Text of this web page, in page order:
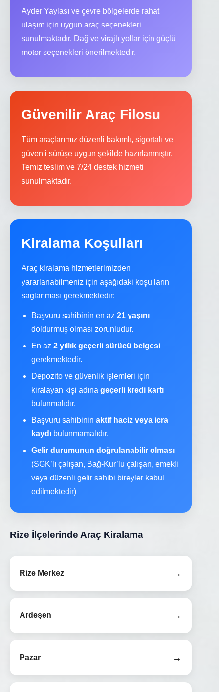
Ayder Yaylası ve çevre bölgelerde rahat
ulaşım için uygun araç seçenekleri
sunulmaktadır. Dağ ve virajlı yollar için güçlü
motor seçenekleri önerilmektedir.
Güvenilir Araç Filosu
Tüm araçlarımız düzenli bakımlı, sigortalı ve
güvenli sürüşe uygun şekilde hazırlanmıştır.
Temiz teslim ve 7/24 destek hizmeti
sunulmaktadır.
Kiralama Koşulları
Araç kiralama hizmetlerimizden
yararlanabilmeniz için aşağıdaki koşulların
sağlanması gerekmektedir:
Başvuru sahibinin en az 21 yaşını
doldurmuş olması zorunludur.
En az 2 yıllık geçerli sürücü belgesi
gerekmektedir.
Depozito ve güvenlik işlemleri için
kiralayan kişi adına geçerli kredi kartı
bulunmalıdır.
Başvuru sahibinin aktif haciz veya icra
kaydı bulunmamalıdır.
Gelir durumunun doğrulanabilir olması
(SGK’lı çalışan, Bağ-Kur’lu çalışan, emekli
veya düzenli gelir sahibi bireyler kabul
edilmektedir)
Rize İlçelerinde Araç Kiralama
Rize Merkez →
Ardeşen →
Pazar →